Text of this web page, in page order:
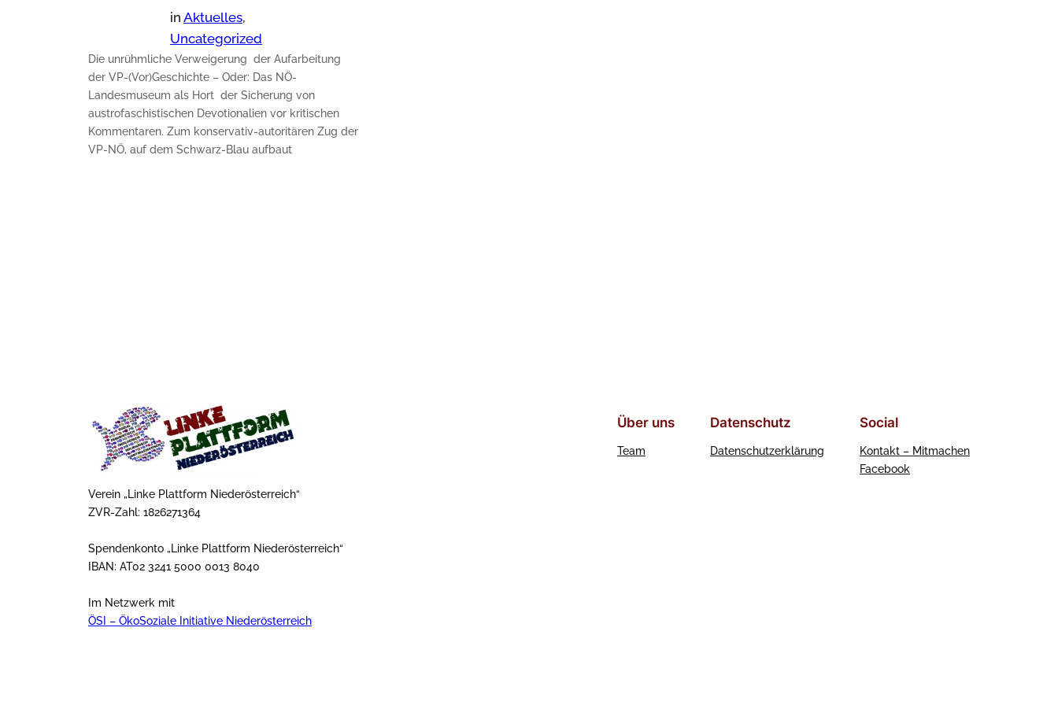
in Aktuelles
Uncategorized
Die unrühmliche Verweigerung der Aufarbeitung
der VP-(Vor)Geschichte – Oder: Das NÖ-
Landesmuseum als Hort der Sicherung von
austrofaschistischen Devotionalien vor kritischen
Kommentaren. Zum konservativ-autoritären Zug der
VP-NÖ, auf dem Schwarz-Blau aufbaut
Verein „Linke Plattform Niederösterreich“
ZVR-Zahl: 1826271364
Spendenkonto „Linke Plattform Niederösterreich“
IBAN: AT02 3241 5000 0013 8040
Im Netzwerk mit
ÖSI – ÖkoSoziale Initiative Niederösterreich
Über uns
Team
Datenschutz
Datenschutzerklärung
Social
Kontakt – Mitmachen
Facebook